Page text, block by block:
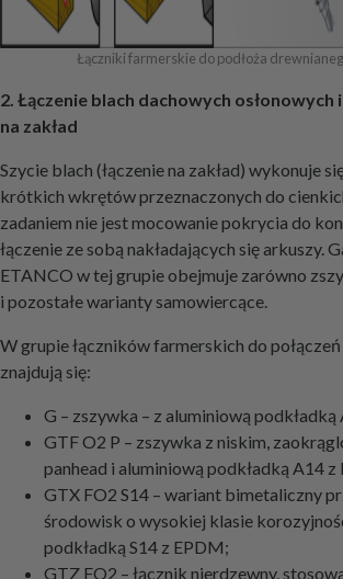
Łączniki farmerskie do podłoża
2. Łączenie blach dachowych
na zakład
Szycie blach (łączenie na zakład) wykonuje
krótkich wkrętów przeznaczonych do
zadaniem nie jest mocowanie pokrycia do
łączenie ze sobą nakładających się arkuszy.
ETANCO w tej grupie obejmuje zarówno
i pozostałe warianty samowiercące.
W grupie łączników farmerskich do połączeń
znajdują się:
G – zszywka – z aluminiową
GTF O2 P – zszywka z niskim,
panhead i aluminiową podkładką A14 z
GTX FO2 S14 – wariant bimetaliczny
środowisk o wysokiej klasie
podkładką S14 z EPDM;
GTZ FO2 – łącznik nierdzewny,